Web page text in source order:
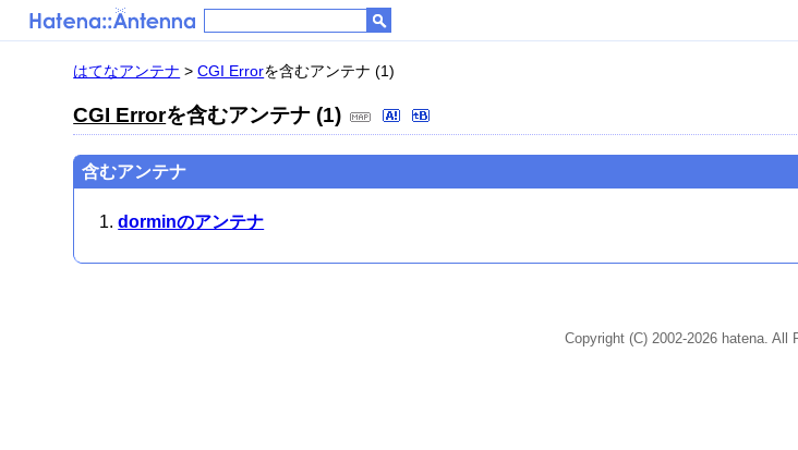
はてなアンテナ >CGI Errorを含むアンテナ (1)
CGI Errorを含むアンテナ (1)
含むアンテナ
dorminのアンテナ
Copyright (C) 2002-2026 hatena. All